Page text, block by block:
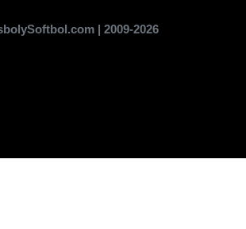
| 2009-2026